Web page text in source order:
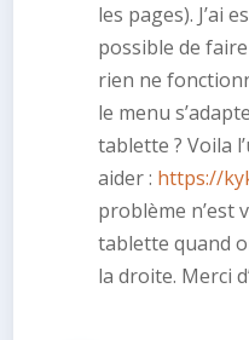
les pages). J’ai
possible de
rien ne
le menu
tablette ? Voila
aider : https://
problème n’est
tablette quand
la droite. Merci